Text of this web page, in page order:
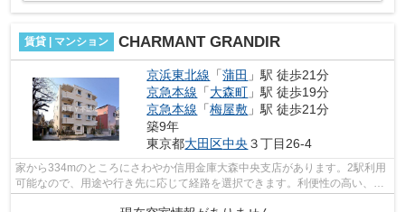
賃貸 | マンション CHARMANT GRANDIR
京浜東北線 「蒲田 」駅 徒歩21分
京急本線 「大森町 」駅 徒歩19分
京急本線 「梅屋敷 」駅 徒歩21分
築9年
東京都大田区中央 ３丁目26-4
家から334mのところにさわやか信用金庫大森中央支店があります。2駅利用
可能なので、用途や行き先に応じて経路を選択できます。利便性の高い、敷